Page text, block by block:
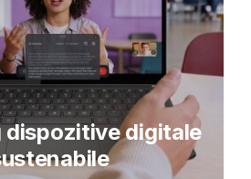
dispozitive digitale